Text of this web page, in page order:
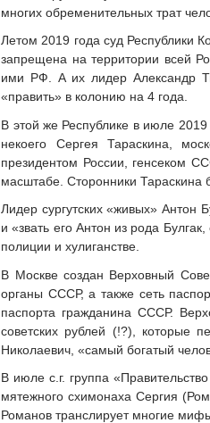
многих обременительных трат
Летом 2019 года суд Республики
запрещена на территории всей
ими РФ. А их лидер Александр
«править» в колонию на 4 года.
В этой же Республике в июле
некоего Сергея Тараскина,
президентом России, генсеком
масштабе. Сторонники Тараскина
Лидер сургутских «живых» Антон
и «звать его Антон из рода
полиции и хулиганстве.
В Москве создан Верховный
органы СССР, а также сеть
паспорта гражданина СССР.
советских рублей (!?), которые
Николаевич, «самый богатый
В июле с.г. группа
мятежного схимонаха Сергия
Романов транслирует многие